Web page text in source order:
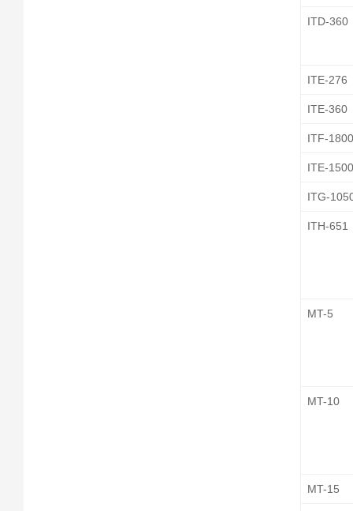
ITD-360
ITE-276
ITE-360
ITF-
ITE-
ITG-
ITH-651
MT-5
MT-10
MT-15